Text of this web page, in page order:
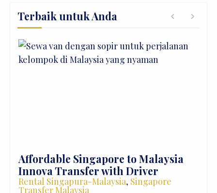
Terbaik untuk Anda
Affordable Singapore to Malaysia
Innova Transfer with Driver
Rental Singapura-Malaysia, Singapore
Transfer Malaysia